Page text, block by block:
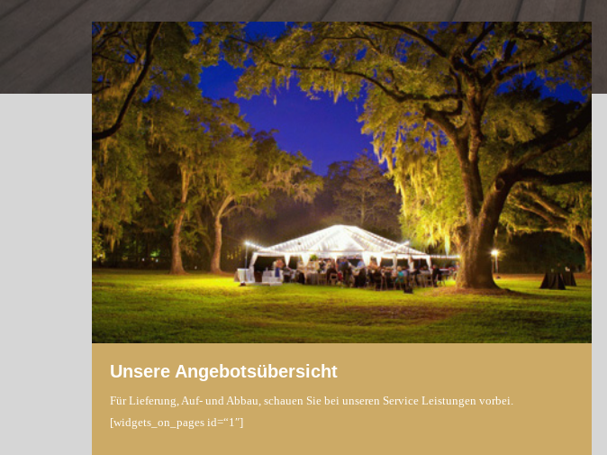
Unsere Angebotsübersicht
Für Lieferung, Auf- und Abbau, schauen Sie bei unseren Service Leistungen vorbei.
[widgets_on_pages id=“1″]